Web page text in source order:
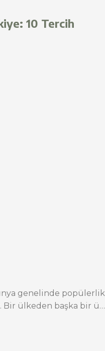
10 Tercih
genelinde popülerlik
Bir ülkeden başka bir ü…